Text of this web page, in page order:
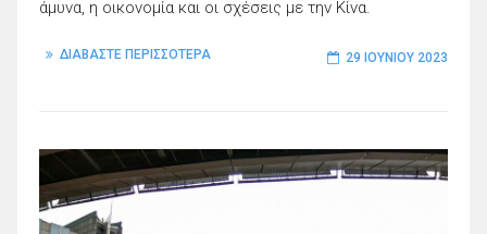
άμυνα, η οικονομία και οι σχέσεις με την Κίνα.
ΔΙΑΒΑΣΤΕ ΠΕΡΙΣΣΟΤΕΡΑ 29 ΙΟΥΝΊΟΥ 2023